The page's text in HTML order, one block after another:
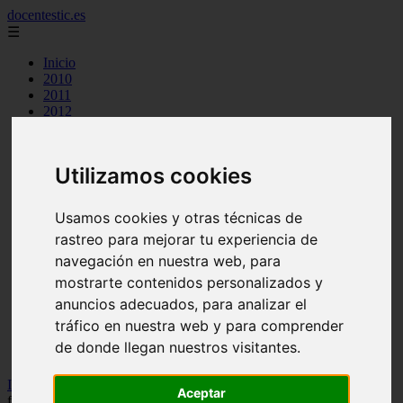
Utilizamos cookies
Usamos cookies y otras técnicas de
rastreo para mejorar tu experiencia de
navegación en nuestra web, para
mostrarte contenidos personalizados y
anuncios adecuados, para analizar el
tráfico en nuestra web y para comprender
de donde llegan nuestros visitantes.
Aceptar
docentestic.es
☰
Inicio
2010
2011
2012
2018
cuidado y mantenimiento de la flauta
curiosidades sobre la flauta
eventos y conciertos de flauta
interpretes destacados de flauta
musica para flauta
noticias sobre flauta
partituras para flauta
recursos para aprender a tocar la flauta
tipos de flauta
Inicio
Notas para flauta (ES): La abeja miope, notas para